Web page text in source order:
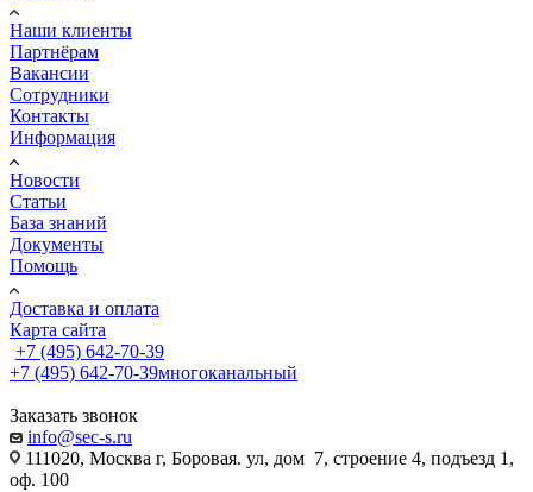
Наши клиенты
Партнёрам
Вакансии
Сотрудники
Контакты
Информация
Новости
Статьи
База знаний
Документы
Помощь
Доставка и оплата
Карта сайта
+7 (495) 642-70-39
+7 (495) 642-70-39многоканальный
Заказать звонок
info@sec-s.ru
111020, Москва г, Боровая. ул, дом 7, строение 4, подъезд 1,
оф. 100